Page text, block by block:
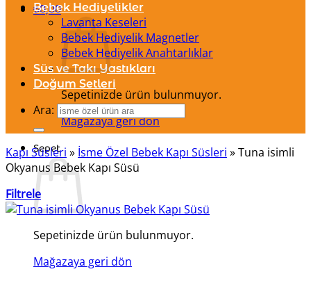
₺0,00
Sepetinizde ürün bulunmuyor.
Mağazaya geri dön
Sepet
Sepetinizde ürün bulunmuyor.
Mağazaya geri dön
Bebek Hediyelikler
Lavanta Keseleri
Bebek Hediyelik Magnetler
Bebek Hediyelik Anahtarlıklar
Süs ve Takı Yastıkları
Doğum Setleri
Ara:
Kapı Süsleri » İsme Özel Bebek Kapı Süsleri »Tuna isimli
Okyanus Bebek Kapı Süsü
Filtrele